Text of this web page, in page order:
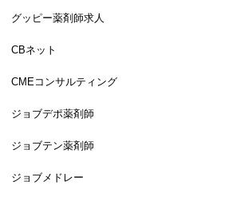
グッピー薬剤師求人
CBネット
CMEコンサルティング
ジョブデポ薬剤師
ジョブテン薬剤師
ジョブメドレー